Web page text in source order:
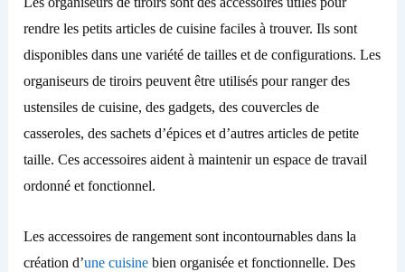
rendre les petits articles de cuisine faciles à trouver. Ils sont
disponibles dans une variété de tailles et de configurations. Les
organiseurs de tiroirs peuvent être utilisés pour ranger des
ustensiles de cuisine, des gadgets, des couvercles de
casseroles, des sachets d’épices et d’autres articles de petite
taille. Ces accessoires aident à maintenir un espace de travail
ordonné et fonctionnel.
Les accessoires de rangement sont incontournables dans la
création d’une cuisine bien organisée et fonctionnelle. Des